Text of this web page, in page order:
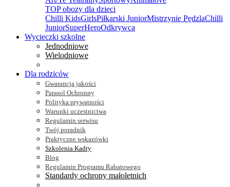
TOP obozy dla dzieci
Chilli KidsGirlsPiłkarski JuniorMistrzynie PędzlaChilli
JuniorSuperHeroOdkrywca
Wycieczki szkolne
Jednodniowe
Wielodniowe
Dla rodziców
Gwarancja jakości
Parasol Ochronny
Polityka prywatności
Warunki uczestnictwa
Regulamin serwisu
Twój poradnik
Praktyczne wskazówki
Szkolenia Kadry
Blog
Regulamin Programu Rabatowego
Standardy ochrony małoletnich